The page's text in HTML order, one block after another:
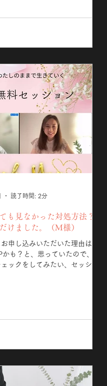
も見なかった対処方法？を
けました。（M様）
申し込みいただいた理由は何
かも？と、思っていたので、興
ックをしてみたい、セッショ
読了時間: 2分